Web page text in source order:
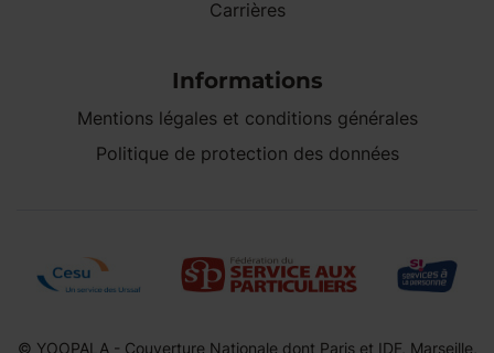
Carrières
Informations
Mentions légales et conditions générales
Politique de protection des données
© YOOPALA - Couverture Nationale dont Paris et IDF, Marseille,